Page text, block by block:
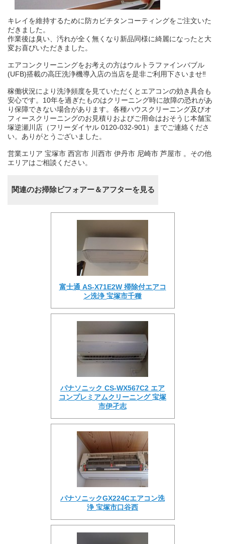
キレイを維持するために防カビチタンコーティングをご注文いた
だきました。
作業後は臭い、汚れが全く無くなり新品同様に綺麗になったと大
変お喜びいただきました。
エアコンクリーニングをお考えの方はウルトラファインバブル
(UFB)搭載の高圧洗浄機導入店の当店を是非ご利用下さいませ‼
稼働状況により洗浄頻度を見ていただくとエアコンの効き具合も
安心です。10年を過ぎたものはクリーニング時に故障の恐れがあ
り保障できない場合があります。各種ハウスクリーニング及びオ
フィースクリーニングのお見積りおよびご用命はおそうじ本舗宝
塚逆瀬川店（フリーダイヤル 0120-032-901）までご連絡くださ
い。ありがとうございました。
営業エリア 宝塚市 西宮市 川西市 伊丹市 尼崎市 芦屋市 。その他
エリアはご相談ください。
関連のお掃除ビフォアー＆アフターを見る
富士通 AS-X71E2W 掃除付エアコ
ン洗浄 宝塚市千種
パナソニック CS-WX567C2 エア
コンプレミアムクリーニング 宝塚
市伊孑志
パナソニックGX224Cエアコン洗
浄 宝塚市口谷西